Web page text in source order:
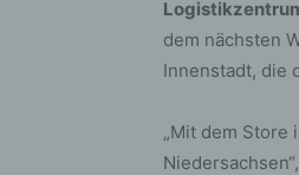
dem nächsten
Innenstadt, die
„Mit dem Store